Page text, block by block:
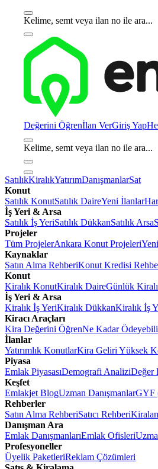
Kelime, semt veya ilan no ile ara...
Değerini Öğrenİlan VerGiriş Yap
Kelime, semt veya ilan no ile ara...
SatılıkKiralıkYatırımDanışmanlarSat
Konut
Satılık KonutSatılık DaireYeni İlanlar
İş Yeri & Arsa
Satılık İş YeriSatılık DükkanSatılık Arsa
Projeler
Tüm ProjelerAnkara Konut Projeleri
Kaynaklar
Satın Alma RehberiKonut Kredisi
Konut
Kiralık KonutKiralık DaireGünlük
İş Yeri & Arsa
Kiralık İş YeriKiralık DükkanKiralık İş
Kiracı Araçları
Kira Değerini ÖğrenNe Kadar
İlanlar
Yatırımlık KonutlarKira Geliri Yüksek
Piyasa
Emlak PiyasasıDemografi AnaliziDeğer
Keşfet
Emlakjet BlogUzman DanışmanlarGYF
Rehberler
Satın Alma RehberiSatıcı Rehberi
Danışman Ara
Emlak DanışmanlarıEmlak Ofisleri
Profesyoneller
Üyelik PaketleriReklam Çözümleri